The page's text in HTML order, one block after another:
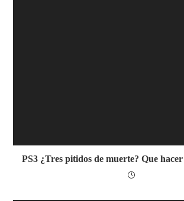
PS3 ¿Tres pitidos de muerte? Que